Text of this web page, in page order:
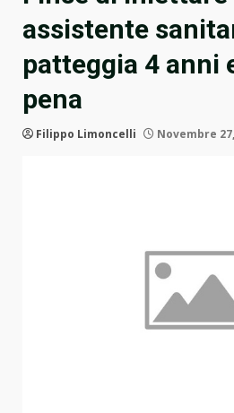
assistente
patteggia 4 anni
pena
Filippo Limoncelli Novembre